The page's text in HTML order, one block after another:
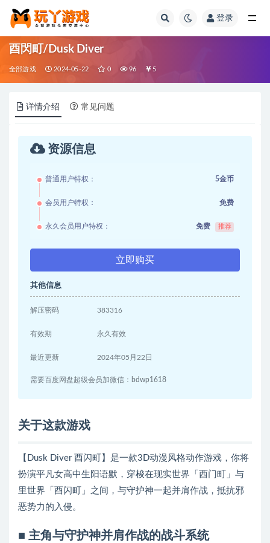
登录
酉閃町/Dusk Diver
全部游戏 2024-05-22 0 96 5
详情介绍 常见问题
资源信息
普通用户特权： 5金币
会员用户特权： 免费
永久会员用户特权： 免费 推荐
立即购买
其他信息
解压密码 383316
有效期 永久有效
最近更新 2024年05月22日
需要百度网盘超级会员加微信：bdwp1618
关于这款游戏
【Dusk Diver 酉闪町】是一款3D动漫风格动作游戏，你将
扮演平凡女高中生阳语默，穿梭在现实世界「西门町」与
里世界「酉闪町」之间，与守护神一起并肩作战，抵抗邪
恶势力的入侵。
■ 主角与守护神并肩作战的战斗系统